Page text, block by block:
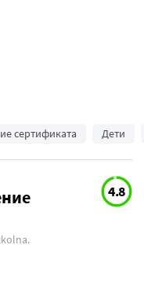
сертификата Дети
4.8